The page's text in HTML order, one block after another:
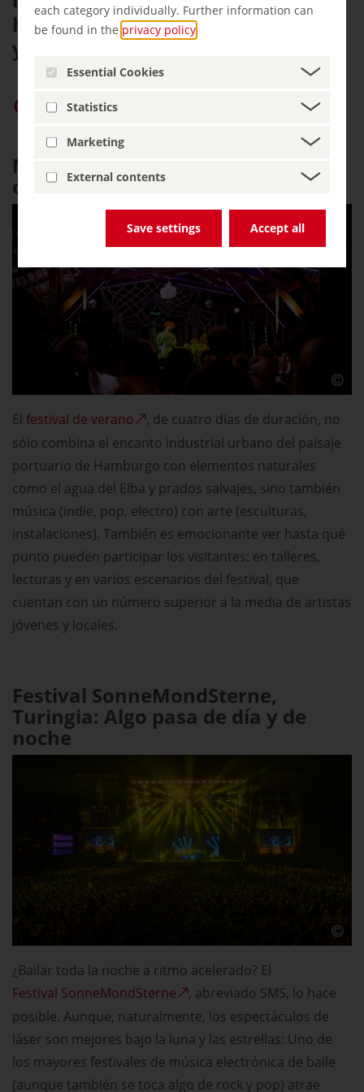
each category individually. Further information can
be found in the privacy policy
Essential Cookies
Statistics
Marketing
External contents
Save settings Accept all
hop. Tampoco se descuidan el arte
y la relajación.
Dar prioridad a «germany.travel» en Google
MS Dockville, Hamburgo: ¿Música
o arte? ¿Por qué o? Y...
El festival de verano
, de cuatro días de duración, no
sólo combina el encanto industrial urbano del paisaje
portuario de Hamburgo con elementos naturales
como el agua del Elba y prados salvajes, sino también
música (indie, pop, electro) con arte (esculturas,
instalaciones). También es emocionante ver hasta qué
punto pueden participar los visitantes: en talleres,
lecturas y en varios escenarios del festival, que
cuentan con un número superior a la media de artistas
jóvenes y locales.
Festival SonneMondSterne,
Turingia: Algo pasa de día y de
noche
¿Bailar toda la noche a ritmo acelerado? El
Festival SonneMondSterne
, abreviado SMS, lo hace
posible. Aunque, naturalmente, los espectáculos de
láser son mejores bajo la luna y las estrellas: Uno de
los mayores festivales de música electrónica de baile
(aunque también se toca algo de rock y pop) atrae